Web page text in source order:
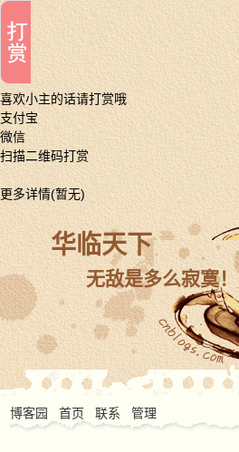
喜欢小主的话请打赏哦
支付宝
微信
扫描二维码打赏
更多详情(暂无)
华临天下
无敌是多么寂寞！
博客园 首页 联系 管理